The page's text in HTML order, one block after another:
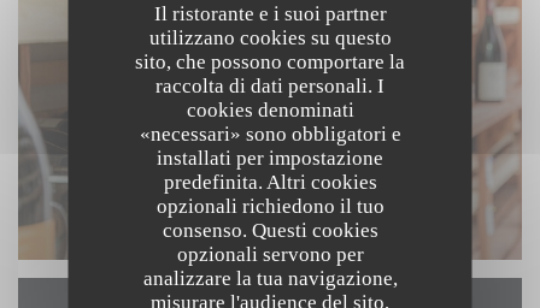
Il ristorante e i suoi partner
utilizzano cookies su questo
sito, che possono comportare la
raccolta di dati personali. I
cookies denominati
«necessari» sono obbligatori e
installati per impostazione
predefinita. Altri cookies
opzionali richiedono il tuo
consenso. Questi cookies
opzionali servono per
analizzare la tua navigazione,
misurare l'audience del sito,